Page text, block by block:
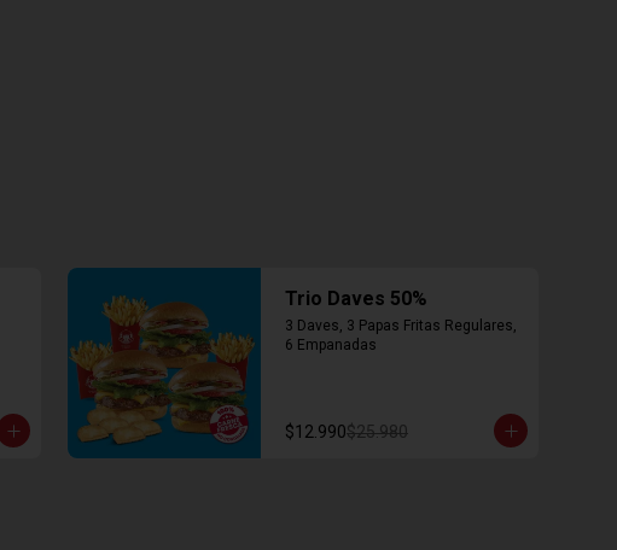
Trio Daves 50%
3 Daves, 3 Papas Fritas Regulares,
6 Empanadas
$12.990$25.980